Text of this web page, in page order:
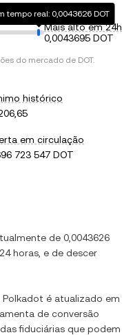
tempo real: 0,0043626 DOT
Mais alto em 24h
0,0043695 DOT
do mercado de DOT.
histórico
em circulação
723 547 DOT
de 0,0043626
horas, e de descer
Polkadot é atualizado em
de conversão
fiduciárias que podem